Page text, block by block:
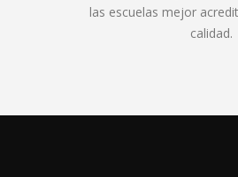
las escuelas mejor
calidad.